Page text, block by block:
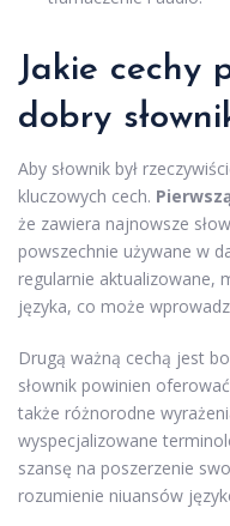
Jakie cechy
dobry
Aby słownik był
kluczowych cech.
że zawiera najnowsze
powszechnie używane w
regularnie aktualizowane,
języka, co może
Drugą ważną cechą jest
słownik powinien
także różnorodne
wyspecjalizowane
szansę na poszerzenie
rozumienie niuansów